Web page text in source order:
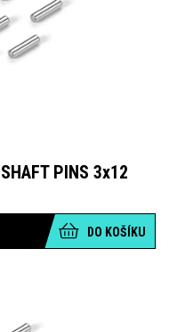
PINS 3x12
DO KOŠÍKU